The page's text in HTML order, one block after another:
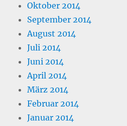
Oktober 2014
September 2014
August 2014
Juli 2014
Juni 2014
April 2014
März 2014
Februar 2014
Januar 2014